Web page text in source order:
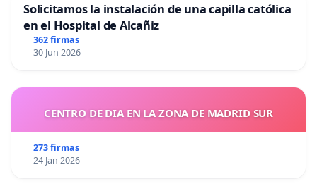
Solicitamos la instalación de una capilla católica
en el Hospital de Alcañiz
362 firmas
30 Jun 2026
CENTRO DE DIA EN LA ZONA DE MADRID SUR
273 firmas
24 Jan 2026